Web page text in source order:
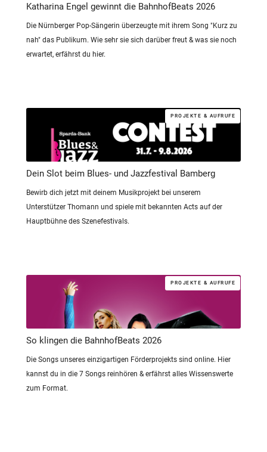
Katharina Engel gewinnt die BahnhofBeats 2026
Die Nürnberger Pop-Sängerin überzeugte mit ihrem Song "Kurz zu
nah" das Publikum. Wie sehr sie sich darüber freut & was sie noch
erwartet, erfährst du hier.
PROJEKTE & AUFRUFE
Dein Slot beim Blues- und Jazzfestival Bamberg
Bewirb dich jetzt mit deinem Musikprojekt bei unserem
Unterstützer Thomann und spiele mit bekannten Acts auf der
Hauptbühne des Szenefestivals.
PROJEKTE & AUFRUFE
So klingen die BahnhofBeats 2026
Die Songs unseres einzigartigen Förderprojekts sind online. Hier
kannst du in die 7 Songs reinhören & erfährst alles Wissenswerte
zum Format.